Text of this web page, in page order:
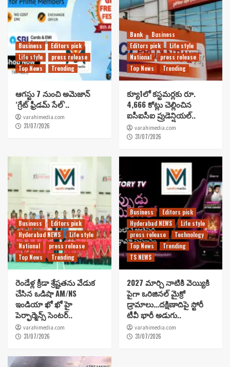
Business
Editors pick
Life style
press release
Top News
Trending
ఆగస్టు 7 నుంచి అమెజాన్
‘గ్రేట్ ఫ్రీడమ్ సేల్’..
varahimedia.com
31/07/2026
Bank
Business
Editors pick
Life style
National
press release
Top News
Trending
క్యూ1లో కస్టమర్లకు రూ.
4,666 కోట్లు చెల్లించిన
ఐసీఐసీఐ ప్రుడెన్షియల్..
varahimedia.com
31/07/2026
Business
Editors pick
Hyderabad NEWS
Life style
National
press release
Top News
Trending
రెండేళ్ల క్రీడా శ్రేష్టతను వేడుక
చేసిన ఒడిషా AM/NS
ఇండియా ఖో ఖో హై
పెర్ఫార్మెన్స్ సెంటర్..
varahimedia.com
31/07/2026
Business
Editors pick
Hyderabad NEWS
Life style
press release
Technology
Top News
Trending
TS NEWS
2027 మార్చి నాటికి వెయ్యికి
పైగా ఒరిజినల్ మైక్రో
డ్రామాలు…దక్షిణాదిపై స్టోరీ
టీవీ భారీ అడుగు..
varahimedia.com
31/07/2026